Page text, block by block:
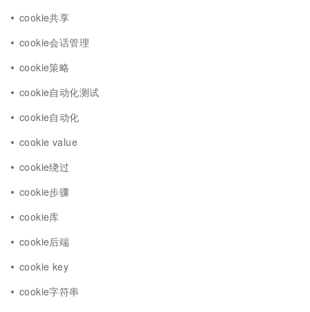
cookie共享
cookie会话管理
cookie策略
cookie自动化测试
cookie自动化
cookie value
cookie绕过
cookie步骤
cookie库
cookie后端
cookie key
cookie字符串